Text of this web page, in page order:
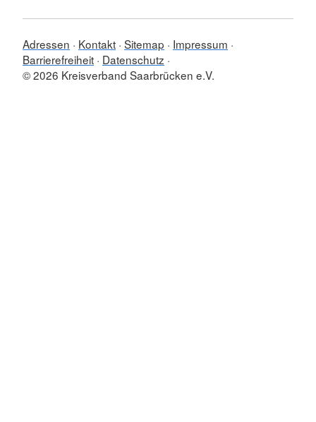
Adressen Kontakt Sitemap
Impressum
Barrierefreiheit Datenschutz
© 2026 Kreisverband Saarbrücken e.V.